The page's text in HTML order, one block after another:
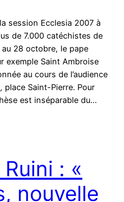
session Ecclesia 2007 à
de 7.000 catéchistes de
28 octobre, le pape
exemple Saint Ambroise
au cours de l’audience
place Saint-Pierre. Pour
est inséparable du…
: «
nouvelle